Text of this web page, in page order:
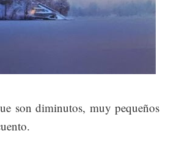
son diminutos, muy pequeños